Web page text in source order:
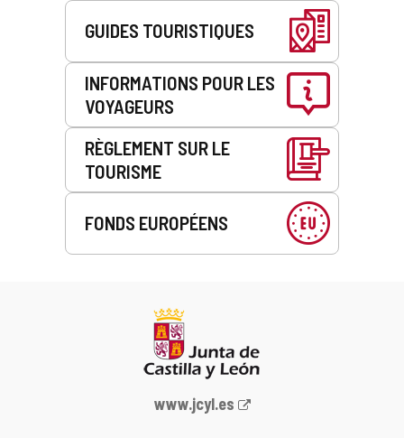
GUIDES TOURISTIQUES
INFORMATIONS POUR LES
VOYAGEURS
RÈGLEMENT SUR LE
TOURISME
FONDS EUROPÉENS
Portail
www.jcyl.es